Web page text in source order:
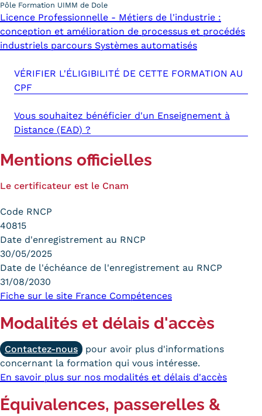
Pôle Formation UIMM de Dole
Licence Professionnelle - Métiers de l'industrie :
conception et amélioration de processus et procédés
industriels parcours Systèmes automatisés
VÉRIFIER L'ÉLIGIBILITÉ DE CETTE FORMATION AU
CPF
Vous souhaitez bénéficier d'un Enseignement à
Distance (EAD) ?
Mentions officielles
Le certificateur est le Cnam
Code RNCP
40815
Date d'enregistrement au RNCP
30/05/2025
Date de l'échéance de l'enregistrement au RNCP
31/08/2030
Fiche sur le site France Compétences
Modalités et délais d'accès
Contactez-nous
pour avoir plus d'informations
concernant la formation qui vous intéresse.
En savoir plus sur nos modalités et délais d'accès
Équivalences, passerelles &